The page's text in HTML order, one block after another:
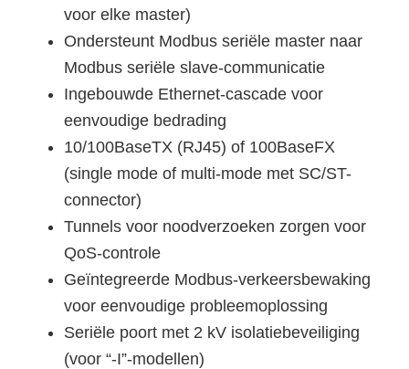
voor elke master)
Ondersteunt Modbus seriële master naar
Modbus seriële slave-communicatie
Ingebouwde Ethernet-cascade voor
eenvoudige bedrading
10/100BaseTX (RJ45) of 100BaseFX
(single mode of multi-mode met SC/ST-
connector)
Tunnels voor noodverzoeken zorgen voor
QoS-controle
Geïntegreerde Modbus-verkeersbewaking
voor eenvoudige probleemoplossing
Seriële poort met 2 kV isolatiebeveiliging
(voor “-I”-modellen)